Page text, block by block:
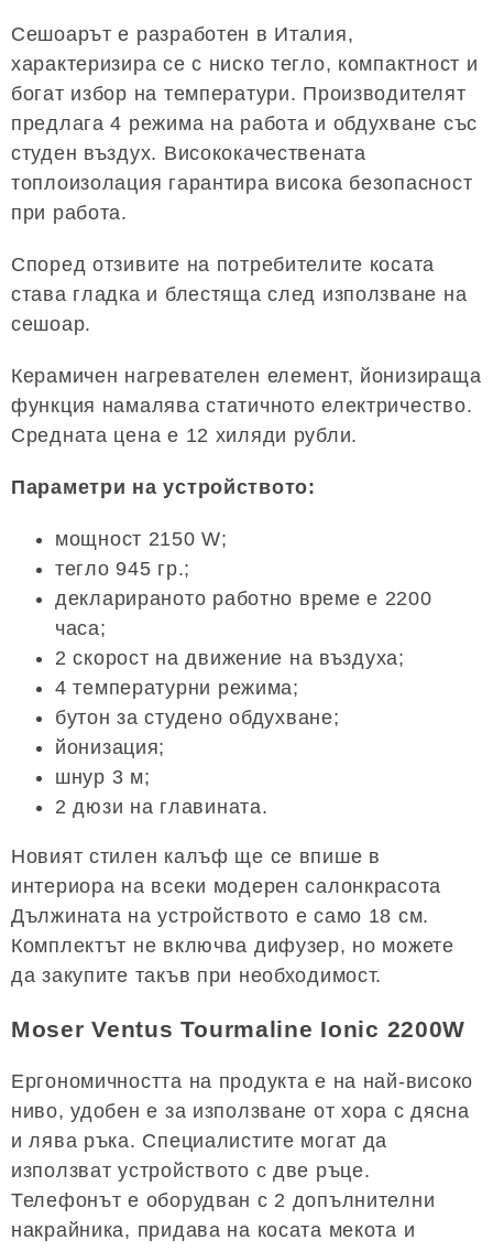
Сешоарът е разработен в Италия,
характеризира се с ниско тегло, компактност и
богат избор на температури. Производителят
предлага 4 режима на работа и обдухване със
студен въздух. Висококачествената
топлоизолация гарантира висока безопасност
при работа.
Според отзивите на потребителите косата
става гладка и блестяща след използване на
сешоар.
Керамичен нагревателен елемент, йонизираща
функция намалява статичното електричество.
Средната цена е 12 хиляди рубли.
Параметри на устройството:
мощност 2150 W;
тегло 945 гр.;
декларираното работно време е 2200
часа;
2 скорост на движение на въздуха;
4 температурни режима;
бутон за студено обдухване;
йонизация;
шнур 3 м;
2 дюзи на главината.
Новият стилен калъф ще се впише в
интериора на всеки модерен салонкрасота
Дължината на устройството е само 18 см.
Комплектът не включва дифузер, но можете
да закупите такъв при необходимост.
Moser Ventus Tourmaline Ionic 2200W
Ергономичността на продукта е на най-високо
ниво, удобен е за използване от хора с дясна
и лява ръка. Специалистите могат да
използват устройството с две ръце.
Телефонът е оборудван с 2 допълнителни
накрайника, придава на косата мекота и